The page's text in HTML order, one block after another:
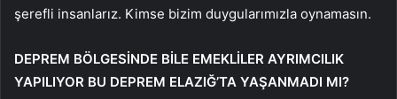
şerefli insanlarız. Kimse bizim duygularımızla oynamasın.
DEPREM BÖLGESİNDE BİLE EMEKLİLER AYRIMCILIK
YAPILIYOR BU DEPREM ELAZIĞ’TA YAŞANMADI MI?